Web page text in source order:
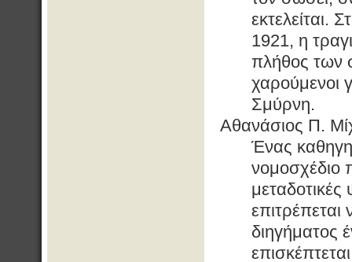
εκτελείται.
1921, η
πλήθος των
χαρούμενοι
Σμύρνη.
Αθανάσιος Π.
Ένας
νομοσχέδιο
επιτρέπεται
διηγήματος